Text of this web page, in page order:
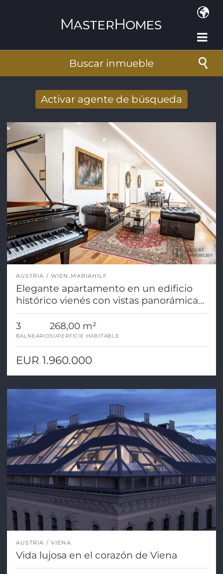
Buscar inmueble
Activar agente de búsqueda
por e-mail
Dirección de correo electrónico
AUSTRIA WIEN,MARIAHILF
Elegante apartamento en un edificio
histórico vienés con vistas panorámicas
y terrazas.
3
BALNEARIO
268,00 m²
SUPERFICIE HABITABLE
EUR 1.960.000
AUSTRIA VIENA
Vida lujosa en el corazón de Viena